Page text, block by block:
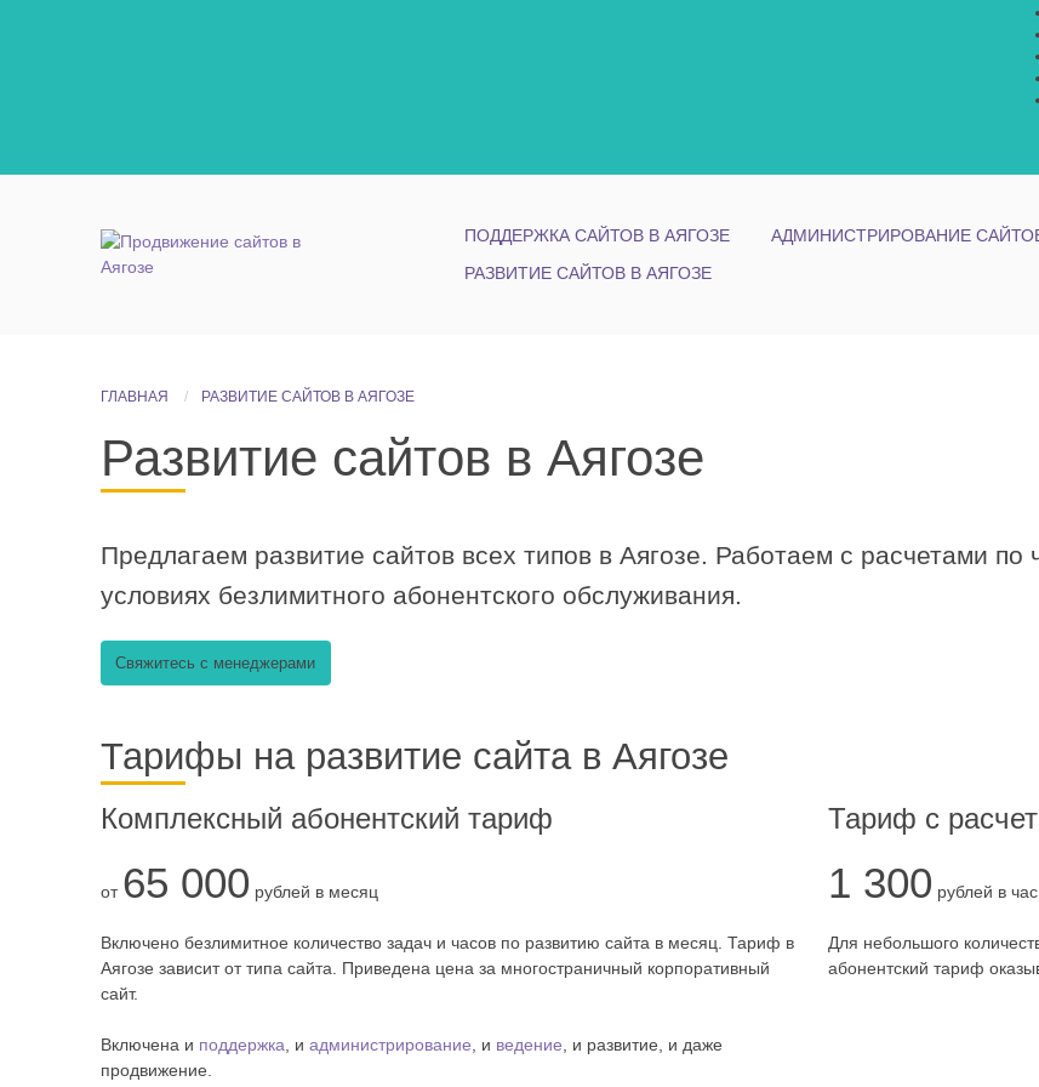
ПОДДЕРЖКА САЙТОВ В АЯГОЗЕ АДМИНИСТРИРОВАНИЕ
РАЗВИТИЕ САЙТОВ В АЯГОЗЕ
ГЛАВНАЯ РАЗВИТИЕ САЙТОВ В АЯГОЗЕ
Развитие сайтов в Аягозе
Предлагаем развитие сайтов всех типов в Аягозе. Работаем с расчетами
условиях безлимитного абонентского обслуживания.
Свяжитесь с менеджерами
Тарифы на развитие сайта в Аягозе
Комплексный абонентский тариф
от 65 000 рублей в месяц
Включено безлимитное количество задач и часов по развитию сайта в месяц. Тариф в
Аягозе зависит от типа сайта. Приведена цена за многостраничный корпоративный
сайт.
Включена и поддержка , и администрирование , и ведение , и развитие, и даже
продвижение.
Тариф с
1 300 рублей в час
Для небольшого
абонентский тариф